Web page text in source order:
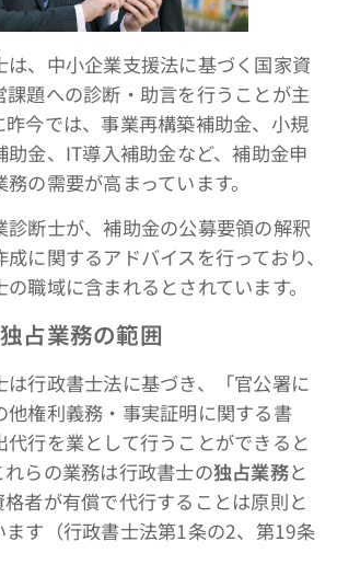
、中小企業支援法に基づく国家資
題への診断・助言を行うことが主
昨今では、事業再構築補助金、小規
金、IT導入補助金など、補助金申
の需要が高まっています。
断士が、補助金の公募要領の解釈
に関するアドバイスを行っており、
職域に含まれるとされています。
占業務の範囲
行政書士法に基づき、「官公署に
他権利義務・事実証明に関する書
代行を業として行うことができると
れらの業務は行政書士の独占業務と
格者が有償で代行することは原則と
ます（行政書士法第1条の2、第19条